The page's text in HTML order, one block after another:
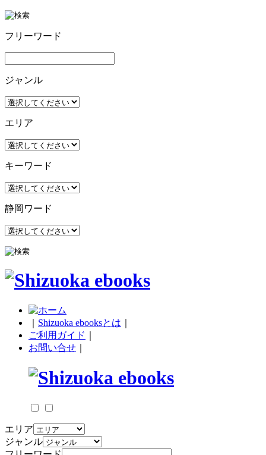
フリーワード
ジャンル
エリア
キーワード
静岡ワード
Shizuoka ebooksとは
ご利用ガイド
お問い合せ
エリア
ジャンル